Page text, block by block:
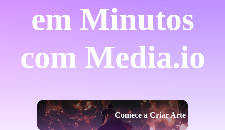
em Minutos
com Media.io
Comece a Criar Arte